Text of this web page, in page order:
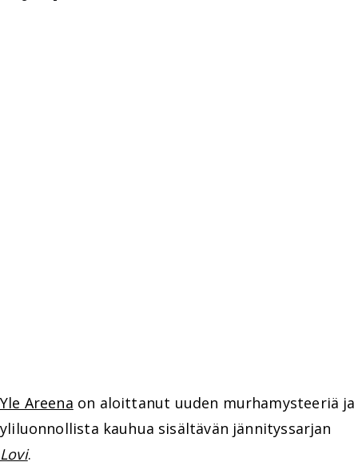
Yle Areena on aloittanut uuden murhamysteeriä ja
yliluonnollista kauhua sisältävän jännityssarjan
Lovi.